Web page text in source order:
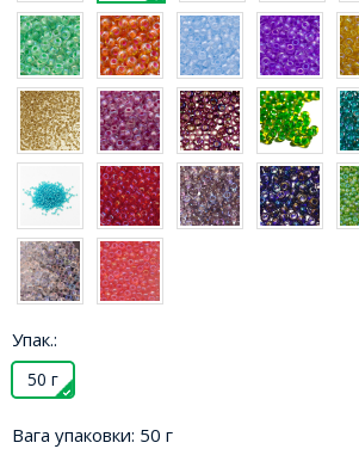
Упак.:
50 г
Вага упаковки: 50 г